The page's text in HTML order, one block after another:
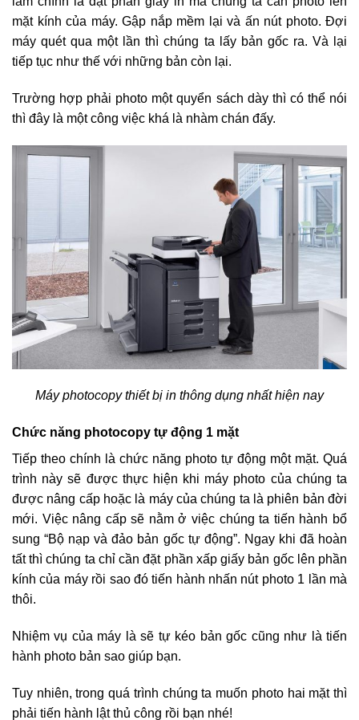
mặt kính của máy. Gập nắp mềm lại và ấn nút photo. Đợi
máy quét qua một lần thì chúng ta lấy bản gốc ra. Và lại
tiếp tục như thế với những bản còn lại.
Trường hợp phải photo một quyển sách dày thì có thể nói
thì đây là một công việc khá là nhàm chán đấy.
Máy photocopy thiết bị in thông dụng nhất hiện nay
Chức năng photocopy tự động 1 mặt
Tiếp theo chính là chức năng photo tự động một mặt. Quá
trình này sẽ được thực hiện khi máy photo của chúng ta
được nâng cấp hoặc là máy của chúng ta là phiên bản đời
mới. Việc nâng cấp sẽ nằm ở việc chúng ta tiến hành bổ
sung “Bộ nạp và đảo bản gốc tự động”. Ngay khi đã hoàn
tất thì chúng ta chỉ cần đặt phần xấp giấy bản gốc lên phần
kính của máy rồi sao đó tiến hành nhấn nút photo 1 lần mà
thôi.
Nhiệm vụ của máy là sẽ tự kéo bản gốc cũng như là tiến
hành photo bản sao giúp bạn.
Tuy nhiên, trong quá trình chúng ta muốn photo hai mặt thì
phải tiến hành lật thủ công rồi bạn nhé!